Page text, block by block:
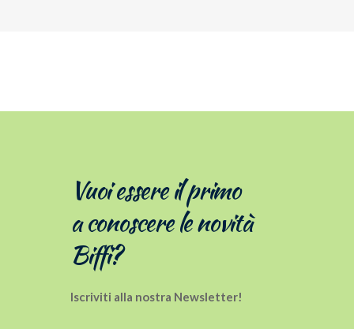
Vuoi essere il primo
a conoscere le novità
Biffi?
Iscriviti alla nostra Newsletter!